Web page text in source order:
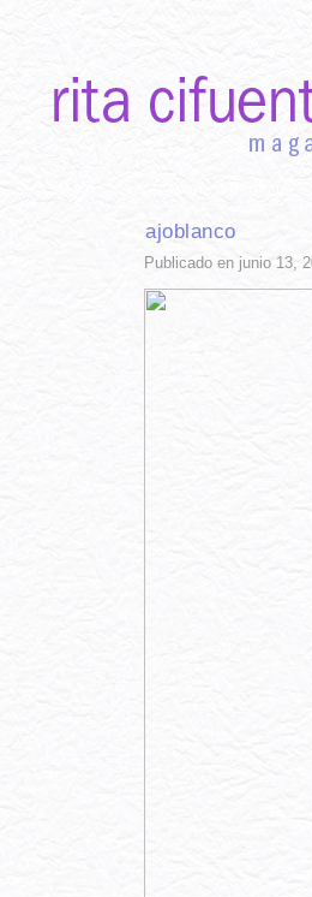
ajoblanco
Publicado en junio 13,